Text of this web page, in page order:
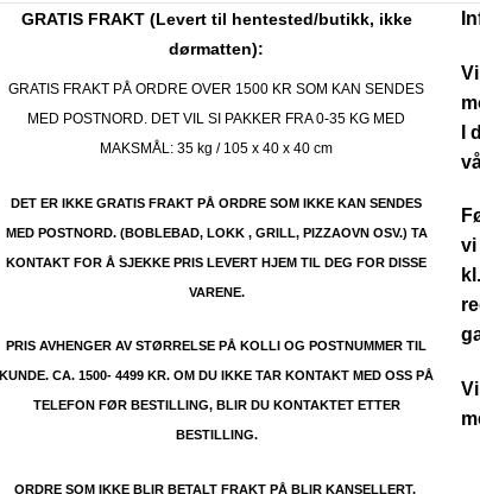
GRATIS FRAKT (Levert til hentested/butikk, ikke
dørmatten):
GRATIS FRAKT PÅ ORDRE OVER 1500 KR SOM KAN SENDES
MED POSTNORD. DET VIL SI PAKKER FRA 0-35 KG MED
MAKSMÅL:35 kg / 105 x 40 x 40 cm
DET ER IKKE GRATIS FRAKT PÅ ORDRE SOM IKKE KAN SENDES
MED POSTNORD. (BOBLEBAD, LOKK , GRILL, PIZZAOVN OSV.) TA
KONTAKT FOR Å SJEKKE PRIS LEVERT HJEM TIL DEG FOR DISSE
VARENE.
PRIS AVHENGER AV STØRRELSE PÅ KOLLI OG POSTNUMMER TIL
KUNDE. CA. 1500- 4499 KR. OM DU IKKE TAR KONTAKT MED OSS PÅ
TELEFON FØR BESTILLING, BLIR DU KONTAKTET ETTER
BESTILLING.
ORDRE SOM IKKE BLIR BETALT FRAKT PÅ BLIR KANSELLERT.
I
vi